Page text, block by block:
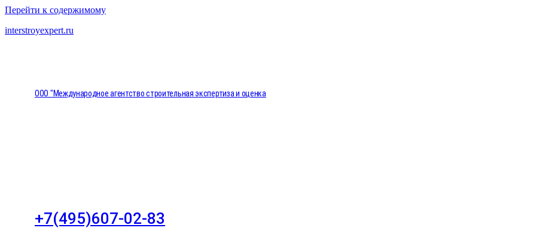
Перейти к содержимому
interstroyexpert.ru
ООО "Международное агентство строительная экспертиза и оценка
+7(495)607-02-83